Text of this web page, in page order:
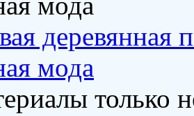
деревянная
мода
только